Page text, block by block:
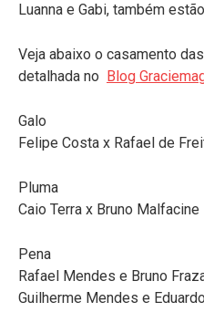
Luanna e Gabi, também
Veja abaixo o casamento
detalhada no
Blog
Galo
Felipe Costa x Rafael de
Pluma
Caio Terra x Bruno Malfacine
Pena
Rafael Mendes e Bruno
Guilherme Mendes e